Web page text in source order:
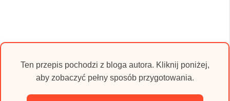
Ten przepis pochodzi z bloga autora. Kliknij poniżej,
aby zobaczyć pełny sposób przygotowania.